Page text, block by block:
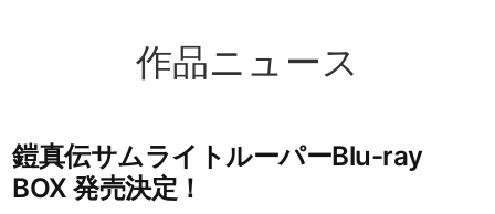
作品ニュース
鎧真伝サムライトルーパーBlu-ray
BOX 発売決定！